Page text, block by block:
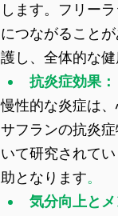
します。フリー
につながること
護し、全体的な健
抗炎症効果：
慢性的な炎症は
サフランの抗炎
いて研究されて
助となります。
気分向上とメ